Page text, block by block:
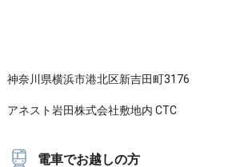
神奈川県横浜市港北区新吉田町3176
アネスト岩田株式会社敷地内 CTC
電車でお越しの方